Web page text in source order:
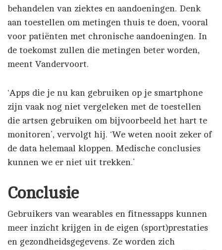
behandelen van ziektes en aandoeningen. Denk
aan toestellen om metingen thuis te doen, vooral
voor patiënten met chronische aandoeningen. In
de toekomst zullen die metingen beter worden,
meent Vandervoort.
‘Apps die je nu kan gebruiken op je smartphone
zijn vaak nog niet vergeleken met de toestellen
die artsen gebruiken om bijvoorbeeld het hart te
monitoren’, vervolgt hij. ‘We weten nooit zeker of
de data helemaal kloppen. Medische conclusies
kunnen we er niet uit trekken.’
Conclusie
Gebruikers van wearables en fitnessapps kunnen
meer inzicht krijgen in de eigen (sport)prestaties
en gezondheidsgegevens. Ze worden zich